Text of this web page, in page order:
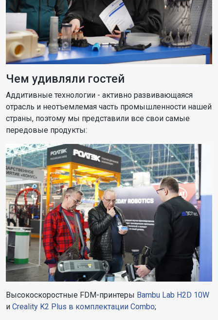
Чем удивляли гостей
Аддитивные технологии - активно развивающаяся
отрасль и неотъемлемая часть промышленности нашей
страны, поэтому мы представили все свои самые
передовые продукты:
Высокоскоростные FDM-принтеры Bambu Lab H2D 10W
и Creality K2 Plus в комплектации Combo;